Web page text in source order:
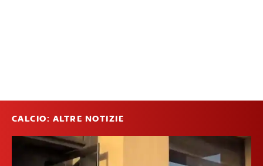
CALCIO: ALTRE NOTIZIE